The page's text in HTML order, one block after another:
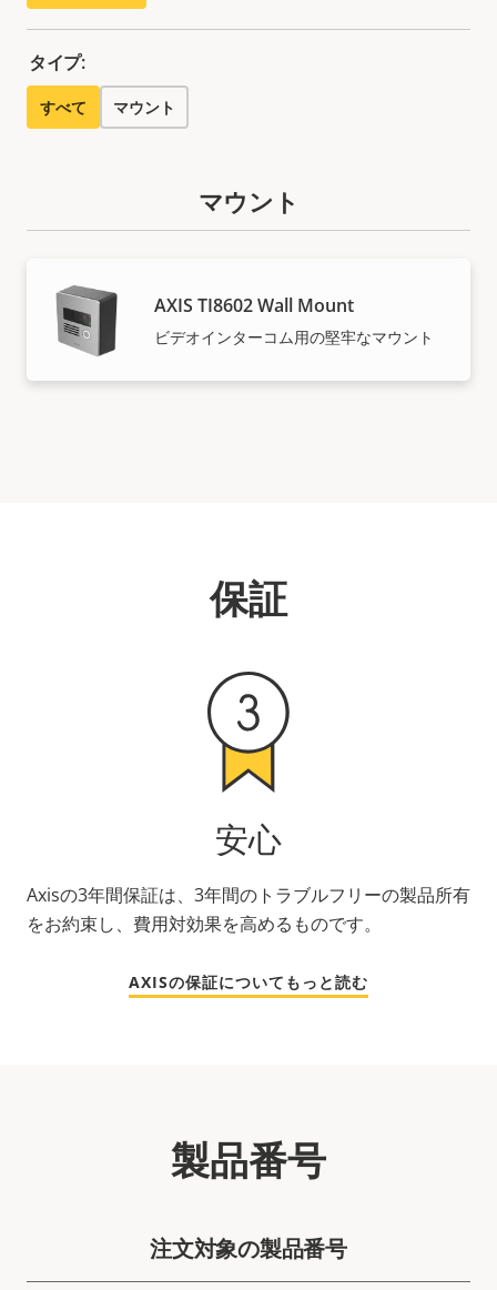
タイプ:
すべて マウント
マウント
AXIS TI8602 Wall Mount
ビデオインターコム用の堅牢なマウント
保証
安心
Axisの3年間保証は、3年間のトラブルフリーの製品所有
をお約束し、費用対効果を高めるものです。
AXISの保証についてもっと読む
製品番号
注文対象の製品番号